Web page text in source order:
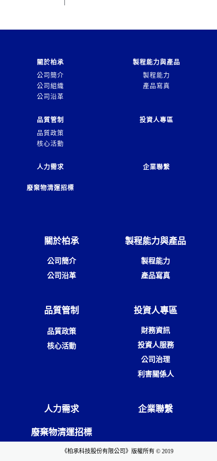
關於柏承
公司簡介
公司組織
公司沿革
製程能力與產品
製程能力
產品寫真
品質管制
品質政策
核心活動
投資人專區
人力需求 企業聯繫
廢棄物清運招標
關於柏承
公司簡介
公司沿革
製程能力與產品
製程能力
產品寫真
品質管制
品質政策
核心活動
投資人專區
財務資訊
投資人服務
公司治理
利害關係人
人力需求 企業聯繫
廢棄物清運招標
《柏承科技股份有限公司》版權所有 © 2019